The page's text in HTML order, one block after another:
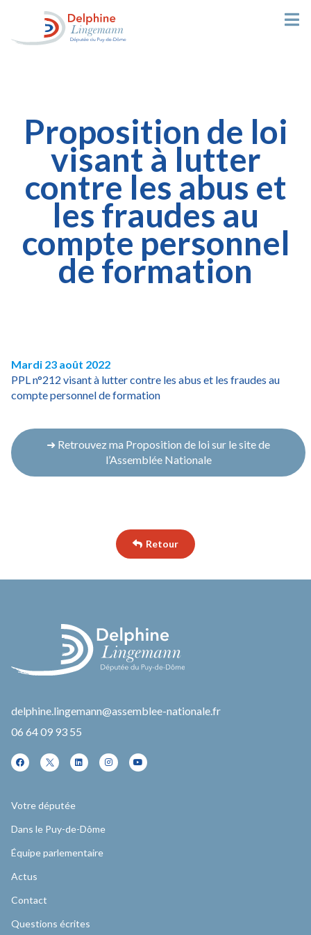
Proposition de loi
visant à lutter
contre les abus et
les fraudes au
compte personnel
de formation
Mardi 23 août 2022
PPL n°212 visant à lutter contre les abus et les fraudes au
compte personnel de formation
➜ Retrouvez ma Proposition de loi sur le site de
l’Assemblée Nationale
Retour
delphine.lingemann@assemblee-nationale.fr
06 64 09 93 55
Votre députée
Dans le Puy-de-Dôme
Équipe parlementaire
Actus
Contact
Questions écrites